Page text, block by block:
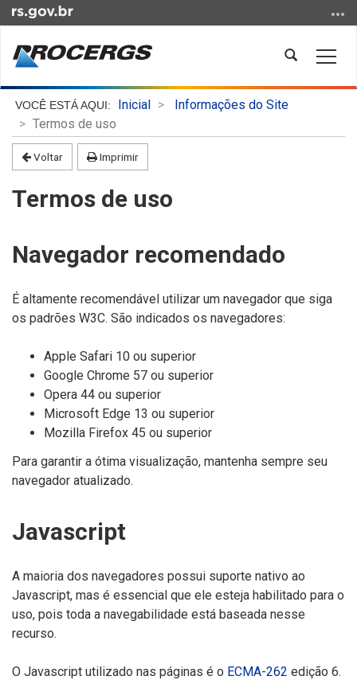
para
conteúdo
Ir
para
menu
Abrir
busca
Início
conteúdo
Inicial
Informações do Site
Termos de uso
Voltar Imprimir
Termos de uso
Navegador recomendado
É altamente recomendável utilizar um navegador que siga
os padrões W3C. São indicados os navegadores:
Apple Safari 10 ou superior
Google Chrome 57 ou superior
Opera 44 ou superior
Microsoft Edge 13 ou superior
Mozilla Firefox 45 ou superior
Para garantir a ótima visualização, mantenha sempre seu
navegador atualizado.
Javascript
A maioria dos navegadores possui suporte nativo ao
Javascript, mas é essencial que ele esteja habilitado para o
uso, pois toda a navegabilidade está baseada nesse
recurso.
O Javascript utilizado nas páginas é o ECMA-262 edição 6.